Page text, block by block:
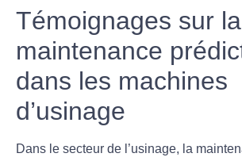
Témoignages sur la
maintenance
dans les machines
d’usinage
Dans le secteur de l’usinage, la